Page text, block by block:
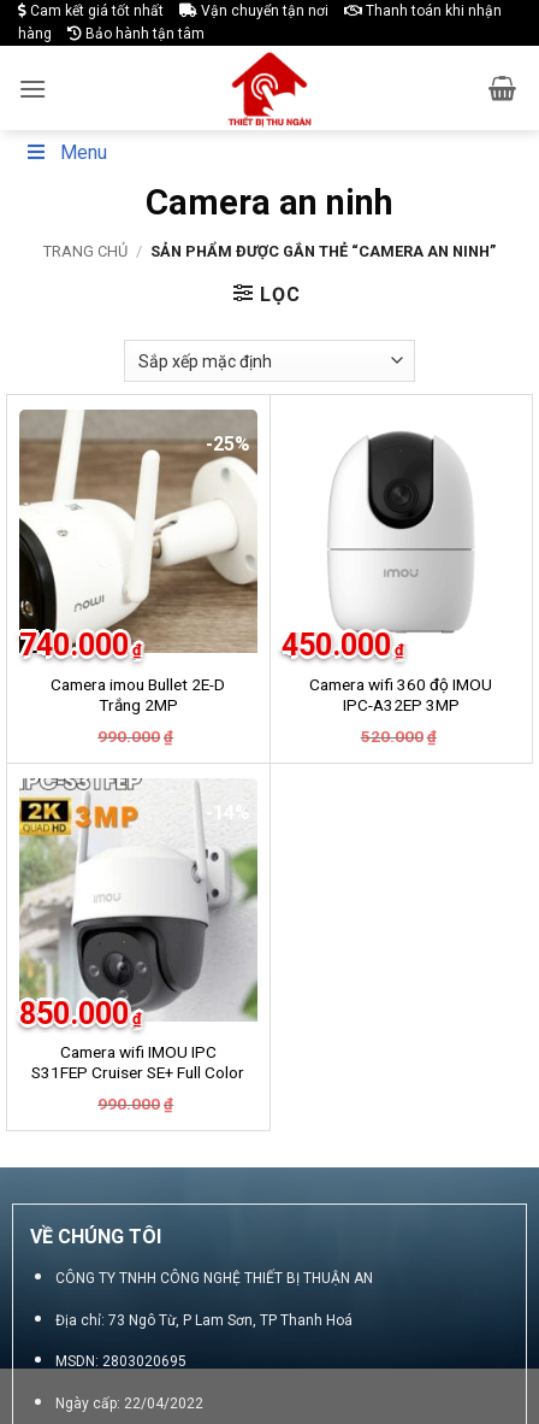
Skip
to
Cam kết giá tốt nhất Vận chuyển tận nơi
Thanh toán khi nhận
hàng
Bảo hành tận tâm
Menu
Camera an ninh
TRANG CHỦ / SẢN PHẨM ĐƯỢC GẮN THẺ “CAMERA AN NINH”
LỌC
-25%
Camera imou Bullet 2E-D
Trắng 2MP
990.000 ₫
là:
990.000₫.
740.000 ₫
tại
740.000₫.
Camera wifi 360 độ IMOU
IPC-A32EP 3MP
520.000 ₫
là:
450.000 ₫
tại
-14%
Camera wifi IMOU IPC
S31FEP Cruiser SE+ Full Color
990.000 ₫
là:
850.000 ₫
tại
850.000₫.
VỀ CHÚNG TÔI
CÔNG TY TNHH CÔNG NGHỆ THIẾT BỊ THUẬN AN
Địa chỉ: 73 Ngô Từ, P Lam Sơn, TP Thanh Hoá
MSDN: 2803020695
Ngày cấp: 22/04/2022